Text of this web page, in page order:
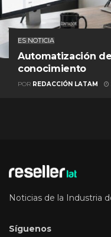
ES NOTICIA
Automatización
conocimiento
POR REDACCIÓN LATAM
Noticias de la Industria
Síguenos